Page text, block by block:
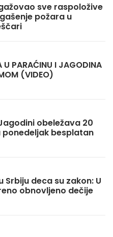
sve raspoložive
požara u
U PARAĆINU I JAGODINA
(VIDEO)
obeležava 20
ponedeljak besplatan
Srbiju deca su zakon: U
obnovljeno dečije